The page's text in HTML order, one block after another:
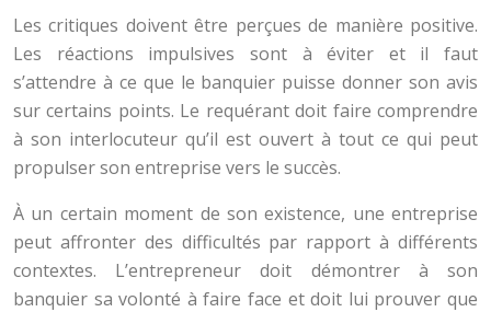
Les critiques doivent être perçues de manière positive.
Les réactions impulsives sont à éviter et il faut
s’attendre à ce que le banquier puisse donner son avis
sur certains points. Le requérant doit faire comprendre
à son interlocuteur qu’il est ouvert à tout ce qui peut
propulser son entreprise vers le succès.
À un certain moment de son existence, une entreprise
peut affronter des difficultés par rapport à différents
contextes. L’entrepreneur doit démontrer à son
banquier sa volonté à faire face et doit lui prouver que